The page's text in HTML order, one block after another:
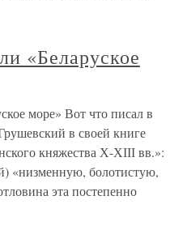
«Беларуское
море» Вот что писал в
в своей книге
княжества Х-ХІІІ вв.»:
«низменную, болотистую,
эта постепенно